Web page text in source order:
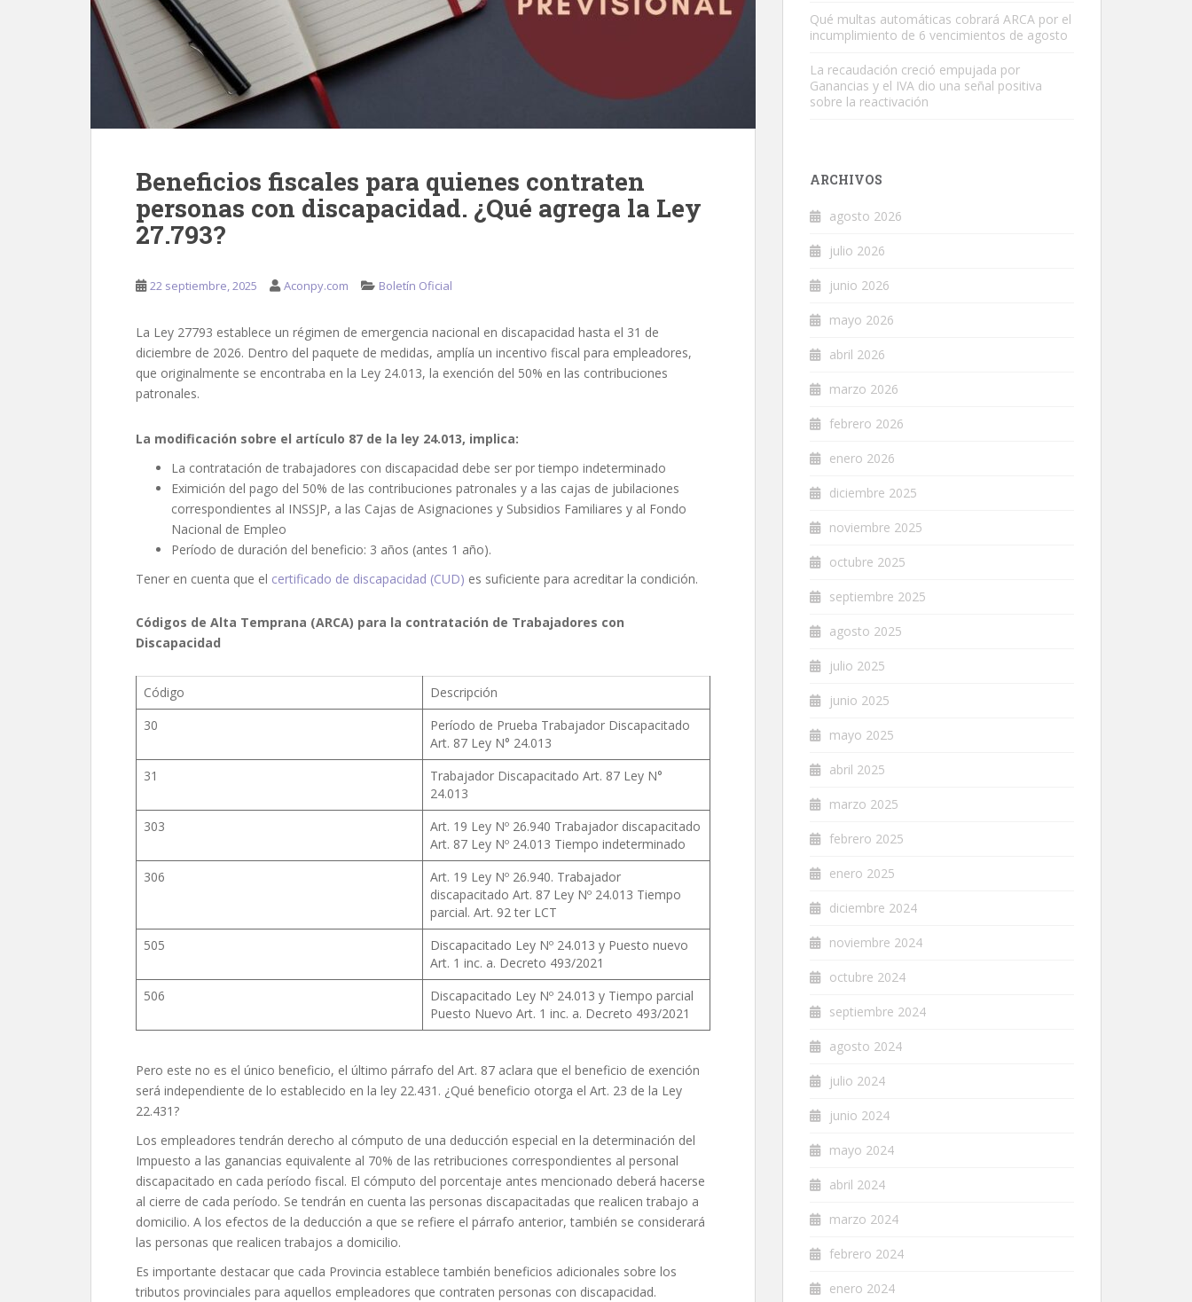
Beneficios fiscales para quienes contraten
personas con discapacidad. ¿Qué agrega la Ley
27.793?
22 septiembre, 2025 Aconpy.com Boletín Oficial
La Ley 27793 establece un régimen de emergencia nacional en discapacidad hasta el 31 de
diciembre de 2026. Dentro del paquete de medidas, amplía un incentivo fiscal para empleadores,
que originalmente se encontraba en la Ley 24.013, la exención del 50% en las contribuciones
patronales.
La modificación sobre el artículo 87 de la ley 24.013, implica:
La contratación de trabajadores con discapacidad debe ser por tiempo indeterminado
Eximición del pago del 50% de las contribuciones patronales y a las cajas de jubilaciones
correspondientes al INSSJP, a las Cajas de Asignaciones y Subsidios Familiares y al Fondo
Nacional de Empleo
Período de duración del beneficio: 3 años (antes 1 año).
Tener en cuenta que el certificado de discapacidad (CUD) es suficiente para acreditar la condición.
Códigos de Alta Temprana (ARCA) para la contratación de Trabajadores con
Discapacidad
Código
Descripción
30
Período de Prueba Trabajador Discapacitado
Art. 87 Ley N° 24.013
31
Trabajador Discapacitado Art. 87 Ley N°
24.013
303
Art. 19 Ley Nº 26.940 Trabajador discapacitado
Art. 87 Ley Nº 24.013 Tiempo indeterminado
306
Art. 19 Ley Nº 26.940. Trabajador
discapacitado Art. 87 Ley Nº 24.013 Tiempo
parcial. Art. 92 ter LCT
505
Discapacitado Ley Nº 24.013 y Puesto nuevo
Art. 1 inc. a. Decreto 493/2021
506
Discapacitado Ley Nº 24.013 y Tiempo parcial
Puesto Nuevo Art. 1 inc. a. Decreto 493/2021
Pero este no es el único beneficio, el último párrafo del Art. 87 aclara que el beneficio de exención
será independiente de lo establecido en la ley 22.431. ¿Qué beneficio otorga el Art. 23 de la Ley
22.431?
Los empleadores tendrán derecho al cómputo de una deducción especial en la determinación del
Impuesto a las ganancias equivalente al 70% de las retribuciones correspondientes al personal
discapacitado en cada período fiscal. El cómputo del porcentaje antes mencionado deberá hacerse
al cierre de cada período. Se tendrán en cuenta las personas discapacitadas que realicen trabajo a
domicilio. A los efectos de la deducción a que se refiere el párrafo anterior, también se considerará
las personas que realicen trabajos a domicilio.
Es importante destacar que cada Provincia establece también beneficios adicionales sobre los
tributos provinciales para aquellos empleadores que contraten personas con discapacidad.
Qué multas automáticas cobrará ARCA por el
incumplimiento de 6 vencimientos de agosto
La recaudación creció empujada por
Ganancias y el IVA dio una señal positiva
sobre la reactivación
ARCHIVOS
agosto 2026
julio 2026
junio 2026
mayo 2026
abril 2026
marzo 2026
febrero 2026
enero 2026
diciembre 2025
noviembre 2025
octubre 2025
septiembre 2025
agosto 2025
julio 2025
junio 2025
mayo 2025
abril 2025
marzo 2025
febrero 2025
enero 2025
diciembre 2024
noviembre 2024
octubre 2024
septiembre 2024
agosto 2024
julio 2024
junio 2024
mayo 2024
abril 2024
marzo 2024
febrero 2024
enero 2024